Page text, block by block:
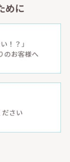
めに